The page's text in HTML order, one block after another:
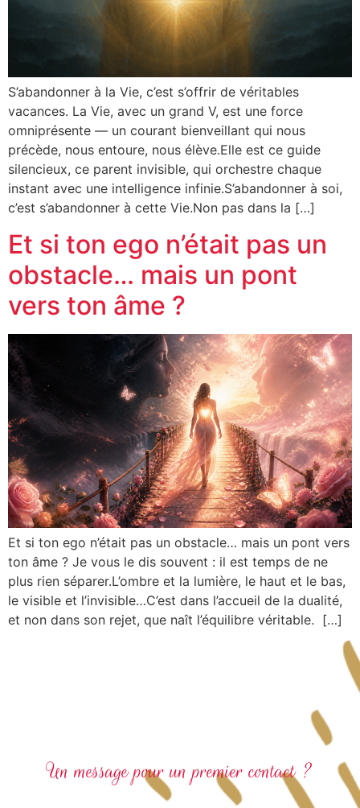
S’abandonner à la Vie, c’est s’offrir de véritables
vacances. La Vie, avec un grand V, est une force
omniprésente — un courant bienveillant qui nous
précède, nous entoure, nous élève.Elle est ce guide
silencieux, ce parent invisible, qui orchestre chaque
instant avec une intelligence infinie.S’abandonner à soi,
c’est s’abandonner à cette Vie.Non pas dans la […]
Et si ton ego n’était pas un
obstacle… mais un pont
vers ton âme ?
Et si ton ego n’était pas un obstacle… mais un pont vers
ton âme ? Je vous le dis souvent : il est temps de ne
plus rien séparer.L’ombre et la lumière, le haut et le bas,
le visible et l’invisible…C’est dans l’accueil de la dualité,
et non dans son rejet, que naît l’équilibre véritable. […]
Un message pour un premier contact ?